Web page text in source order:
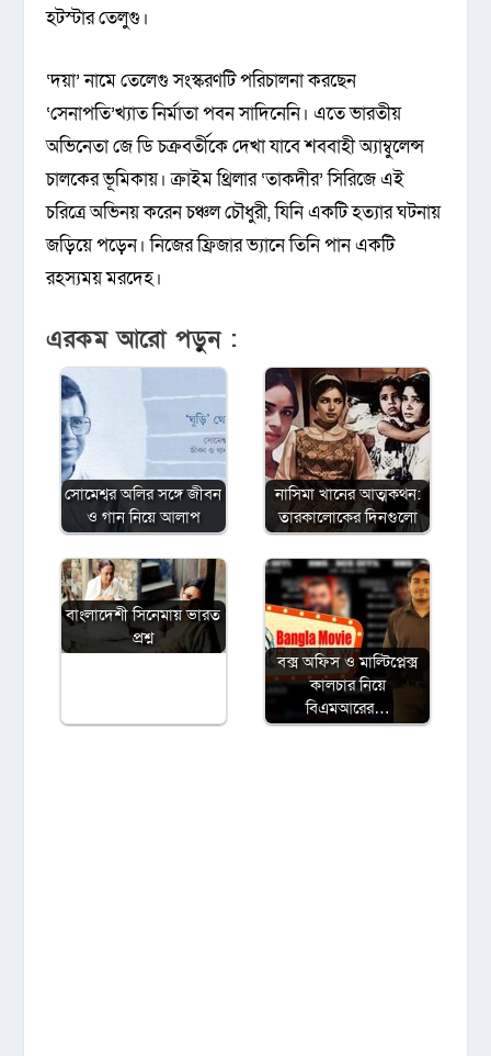
হটস্টার তেলুগু।
‘দয়া’ নামে তেলেগু সংস্করণটি পরিচালনা করছেন
‘সেনাপতি’খ্যাত নির্মাতা পবন সাদিনেনি। এতে ভারতীয়
অভিনেতা জে ডি চক্রবর্তীকে দেখা যাবে শববাহী অ্যাম্বুলেন্স
চালকের ভূমিকায়। ক্রাইম থ্রিলার ‘তাকদীর’ সিরিজে এই
চরিত্রে অভিনয় করেন চঞ্চল চৌধুরী, যিনি একটি হত্যার ঘটনায়
জড়িয়ে পড়েন। নিজের ফ্রিজার ভ্যানে তিনি পান একটি
রহস্যময় মরদেহ।
এরকম আরো পড়ুন :
সোমেশ্বর অলির সঙ্গে জীবন
ও গান নিয়ে আলাপ
নাসিমা খানের আত্মকথন:
তারকালোকের দিনগুলো
বাংলাদেশী সিনেমায় ভারত
প্রশ্ন
বক্স অফিস ও মাল্টিপ্লেক্স
কালচার নিয়ে
বিএমআরের…